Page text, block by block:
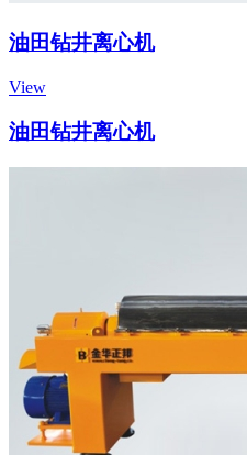
油田钻井离心机
View
油田钻井离心机